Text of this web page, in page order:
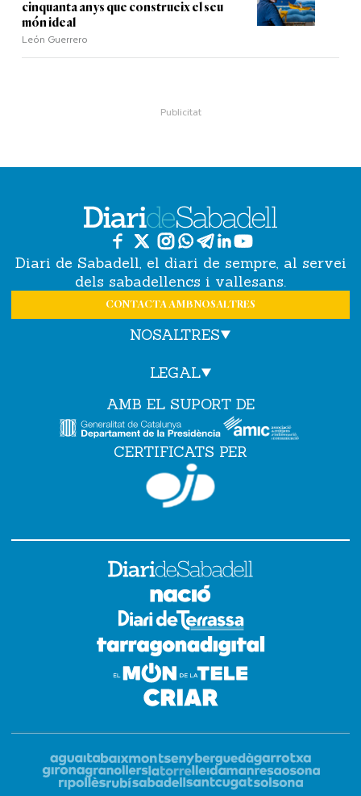
cinquanta anys que construeix el seu
món ideal
León Guerrero
Diari de Sabadell, el diari de sempre, al servei
dels sabadellencs i vallesans.
CONTACTA AMB NOSALTRES
NOSALTRES
LEGAL
AMB EL SUPORT DE
CERTIFICATS PER